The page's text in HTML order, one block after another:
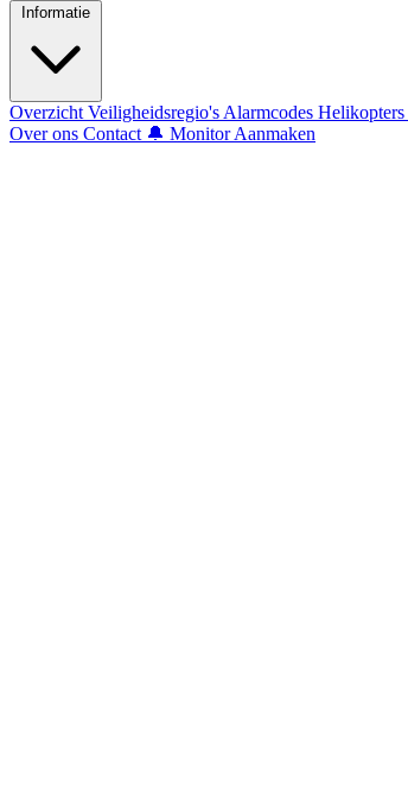
Informatie
Overzicht Veiligheidsregio's Alarmcodes Helikopters
Over ons Contact 🔔 Monitor Aanmaken